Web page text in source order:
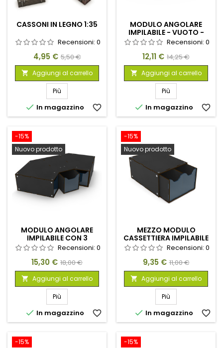
CASSONI IN LEGNO 1:35
Recensioni: 0
Prezzo
4,95 € Prezzo
base
5,50 €
 Aggiungi al carrello
Più
 In magazzino favorite_border
MODULO ANGOLARE
IMPILABILE - VUOTO -
NERORecensioni: 0
Prezzo
12,11 € Prezzo
base
14,25 €
 Aggiungi al carrello
Più
 In magazzino favorite_border
-15%
Nuovo prodotto
MODULO ANGOLARE
IMPILABILE CON 3
CASSETTI - NERO
Recensioni: 0
Prezzo
15,30 € Prezzo
base
18,00 €
 Aggiungi al carrello
Più
 In magazzino favorite_border
-15%
Nuovo prodotto
MEZZO MODULO
CASSETTIERA IMPILABILE
CON 2 CASSETTI
VERTICALI - NERO
Recensioni: 0
Prezzo
9,35 € Prezzo
base
11,00 €
 Aggiungi al carrello
Più
 In magazzino favorite_border
-15%
-15%